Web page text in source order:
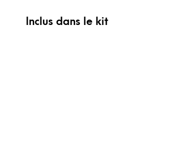
Inclus dans le kit